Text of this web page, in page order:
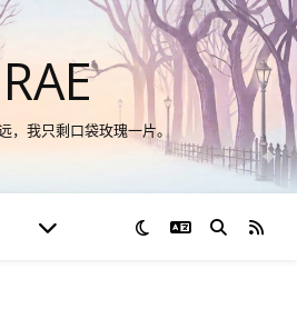
RAE
，我只剩口袋玫瑰一片。
切换语言RSS